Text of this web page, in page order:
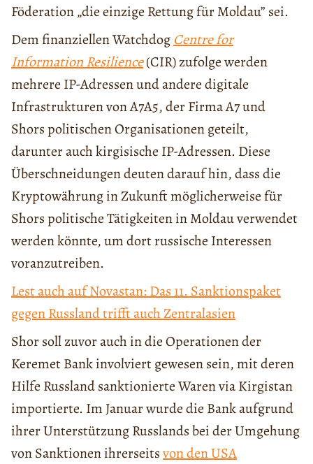
Föderation „die einzige Rettung für Moldau” sei.
Dem finanziellen Watchdog Centre for
Information Resilience(CIR) zufolge werden
mehrere IP-Adressen und andere digitale
Infrastrukturen von A7A5, der Firma A7 und
Shors politischen Organisationen geteilt,
darunter auch kirgisische IP-Adressen. Diese
Überschneidungen deuten darauf hin, dass die
Kryptowährung in Zukunft möglicherweise für
Shors politische Tätigkeiten in Moldau verwendet
werden könnte, um dort russische Interessen
voranzutreiben.
Lest auch auf Novastan: Das 11. Sanktionspaket
gegen Russland trifft auch Zentralasien
Shor soll zuvor auch in die Operationen der
Keremet Bank involviert gewesen sein, mit deren
Hilfe Russland sanktionierte Waren via Kirgistan
importierte. Im Januar wurde die Bank aufgrund
ihrer Unterstützung Russlands bei der Umgehung
von Sanktionen ihrerseitsvon den USA